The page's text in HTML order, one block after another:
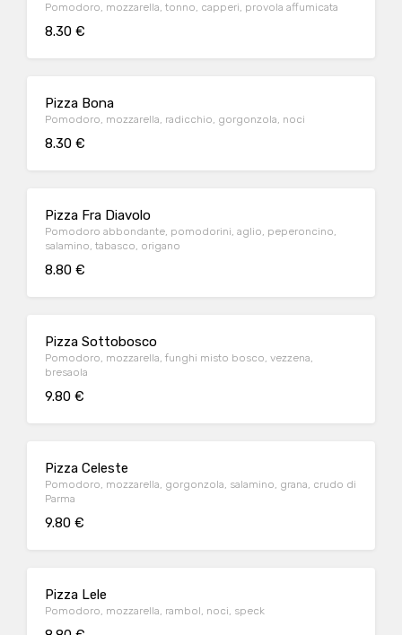
Pomodoro, mozzarella, tonno, capperi, provola affumicata
8.30 €
Pizza Bona
Pomodoro, mozzarella, radicchio, gorgonzola, noci
8.30 €
Pizza Fra Diavolo
Pomodoro abbondante, pomodorini, aglio, peperoncino,
salamino, tabasco, origano
8.80 €
Pizza Sottobosco
Pomodoro, mozzarella, funghi misto bosco, vezzena,
bresaola
9.80 €
Pizza Celeste
Pomodoro, mozzarella, gorgonzola, salamino, grana, crudo di
Parma
9.80 €
Pizza Lele
Pomodoro, mozzarella, rambol, noci, speck